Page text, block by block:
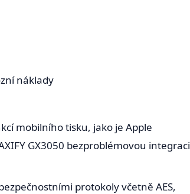
náklady
mobilního tisku, jako je Apple
GX3050 bezproblémovou integraci
protokoly včetně AES,